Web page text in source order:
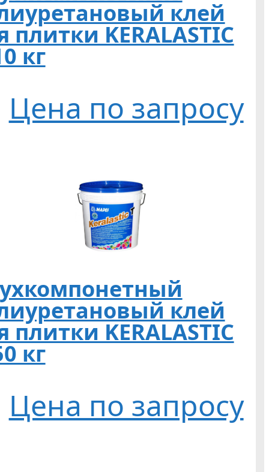
клей
плитки KERALASTIC
кг
Цена по запросу
клей
плитки KERALASTIC
кг
Цена по запросу